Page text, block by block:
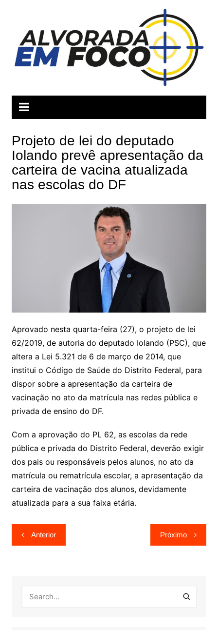
conteúdo
Projeto de lei do deputado
Iolando prevê apresentação da
carteira de vacina atualizada
nas escolas do DF
Aprovado nesta quarta-feira (27), o projeto de lei
62/2019, de autoria do deputado Iolando (PSC), que
altera a Lei 5.321 de 6 de março de 2014, que
institui o Código de Saúde do Distrito Federal, para
dispor sobre a apresentação da carteira de
vacinação no ato da matrícula nas redes pública e
privada de ensino do DF.
Com a aprovação do PL 62, as escolas da rede
pública e privada do Distrito Federal, deverão exigir
dos pais ou responsáveis pelos alunos, no ato da
matrícula ou rematrícula escolar, a apresentação da
carteira de vacinação dos alunos, devidamente
atualizada para a sua faixa etária.
Navegação
de
Anterior Próximo